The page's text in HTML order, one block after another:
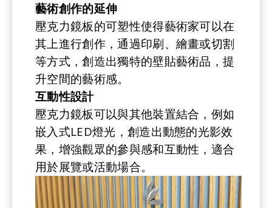
藝術創作的延伸
壓克力鏡板的可塑性使得藝術家可以在
其上進行創作，通過印刷、繪畫或切割
等方式，創造出獨特的壁貼藝術品，提
升空間的藝術感。
互動性設計
壓克力鏡板可以與其他裝置結合，例如
嵌入式LED燈光，創造出動態的光影效
果，增強觀眾的參與感和互動性，適合
用於展覽或活動場合。